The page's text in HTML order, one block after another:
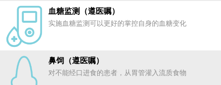
血糖监测（遵医嘱）
实施血糖监测可以更好的掌控自身的血糖变化
鼻饲（遵医嘱）
对不能经口进食的患者，从胃管灌入流质食物